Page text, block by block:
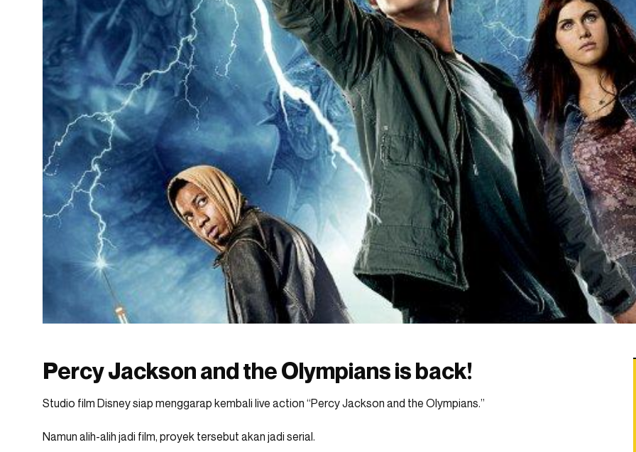
Percy Jackson and the Olympians is back!
Studio film Disney siap menggarap kembali live action “Percy Jackson and the Olympians.”
Namun alih-alih jadi film, proyek tersebut akan jadi serial.